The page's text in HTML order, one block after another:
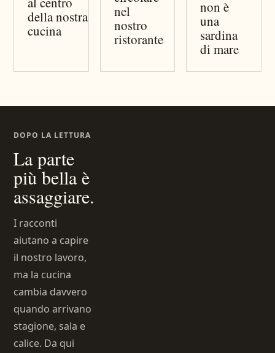
della nostra
cucina
nel
nostro
ristorante
non è
una
sardina
di mare
DOPO LA LETTURA
La parte
più bella è
assaggiare.
I racconti
aiutano a capire
il nostro lavoro,
ma la cucina
cambia davvero
quando arrivano
stagione, sala e
calice. Da qui